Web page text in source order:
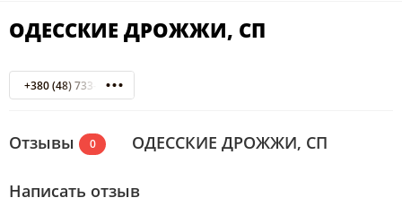
ОДЕССКИЕ ДРОЖЖИ, СП
+380 (48) 733-58-98
Отзывы 0 ОДЕССКИЕ ДРОЖЖИ, СП
Написать отзыв